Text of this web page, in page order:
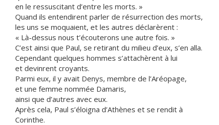
en le ressuscitant d’entre les morts. »
Quand ils entendirent parler de résurrection des morts,
les uns se moquaient, et les autres déclarèrent :
« Là-dessus nous t’écouterons une autre fois. »
C’est ainsi que Paul, se retirant du milieu d’eux, s’en alla.
Cependant quelques hommes s’attachèrent à lui
et devinrent croyants.
Parmi eux, il y avait Denys, membre de l’Aréopage,
et une femme nommée Damaris,
ainsi que d’autres avec eux.
Après cela, Paul s’éloigna d’Athènes et se rendit à
Corinthe.